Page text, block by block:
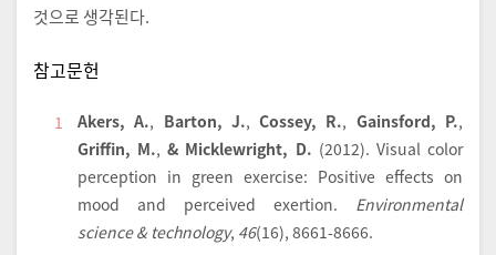
것으로 생각된다.
참고문헌
1 Akers, A., Barton, J.,Cossey, R., Gainsford, P.,
Griffin, M.,& Micklewright, D. (2012). Visual color
perception in green exercise: Positive effects on
mood and perceived exertion. Environmental
science & technology, 46(16), 8661-8666.